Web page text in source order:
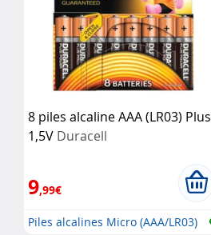
8 piles alcaline AAA (LR03) Plus
1,5V Duracell
9,99€
Piles alcalines Micro (AAA/LR03)